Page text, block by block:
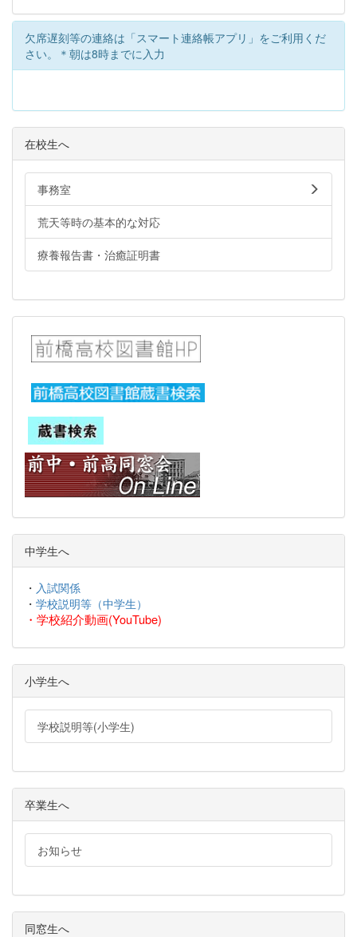
欠席遅刻等の連絡は「スマート連絡帳アプリ」をご利用くだ
さい。＊朝は8時までに入力
在校生へ
事務室
荒天等時の基本的な対応
療養報告書・治癒証明書
中学生へ
・ 入試関係
・ 学校説明等（中学生）
・ 学校紹介動画(YouTube)
小学生へ
学校説明等(小学生)
卒業生へ
お知らせ
同窓生へ